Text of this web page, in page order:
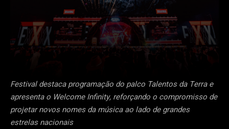
Festival destaca programação do palco Talentos da Terra e
apresenta o Welcome Infinity, reforçando o compromisso de
projetar novos nomes da música ao lado de grandes
estrelas nacionais